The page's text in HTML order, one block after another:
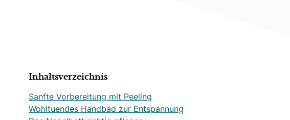
Inhaltsverzeichnis
Sanfte Vorbereitung mit Peeling
Wohltuendes Handbad zur Entspannung